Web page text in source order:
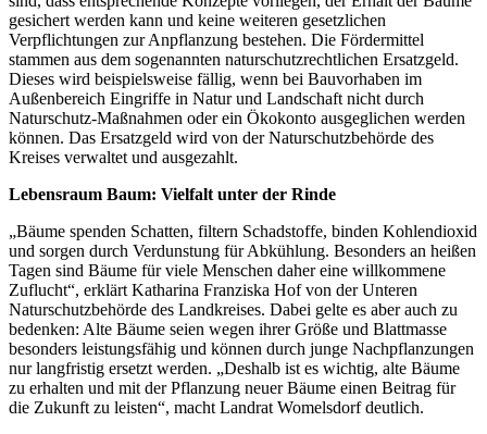
gesichert werden kann und keine weiteren gesetzlichen
Verpflichtungen zur Anpflanzung bestehen. Die Fördermittel
stammen aus dem sogenannten naturschutzrechtlichen Ersatzgeld.
Dieses wird beispielsweise fällig, wenn bei Bauvorhaben im
Außenbereich Eingriffe in Natur und Landschaft nicht durch
Naturschutz-Maßnahmen oder ein Ökokonto ausgeglichen werden
können. Das Ersatzgeld wird von der Naturschutzbehörde des
Kreises verwaltet und ausgezahlt.
Lebensraum Baum: Vielfalt unter der Rinde
„Bäume spenden Schatten, filtern Schadstoffe, binden Kohlendioxid
und sorgen durch Verdunstung für Abkühlung. Besonders an heißen
Tagen sind Bäume für viele Menschen daher eine willkommene
Zuflucht“, erklärt Katharina Franziska Hof von der Unteren
Naturschutzbehörde des Landkreises. Dabei gelte es aber auch zu
bedenken: Alte Bäume seien wegen ihrer Größe und Blattmasse
besonders leistungsfähig und können durch junge Nachpflanzungen
nur langfristig ersetzt werden. „Deshalb ist es wichtig, alte Bäume
zu erhalten und mit der Pflanzung neuer Bäume einen Beitrag für
die Zukunft zu leisten“, macht Landrat Womelsdorf deutlich.